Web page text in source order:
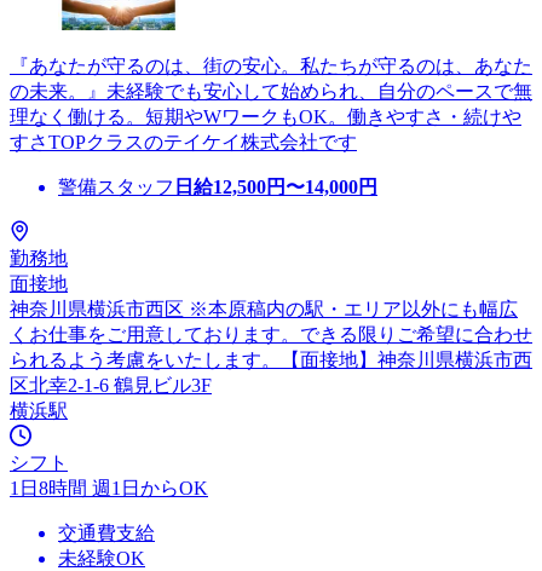
『あなたが守るのは、街の安心。私たちが守るのは、あなた
の未来。』未経験でも安心して始められ、自分のペースで無
理なく働ける。短期やWワークもOK。働きやすさ・続けや
すさTOPクラスのテイケイ株式会社です
警備スタッフ 日給12,500円〜14,000円
勤務地
面接地
神奈川県横浜市西区 ※本原稿内の駅・エリア以外にも幅広
くお仕事をご用意しております。できる限りご希望に合わせ
られるよう考慮をいたします。【面接地】神奈川県横浜市西
区北幸2-1-6 鶴見ビル3F
横浜駅
シフト
1日8時間 週1日からOK
交通費支給
未経験OK